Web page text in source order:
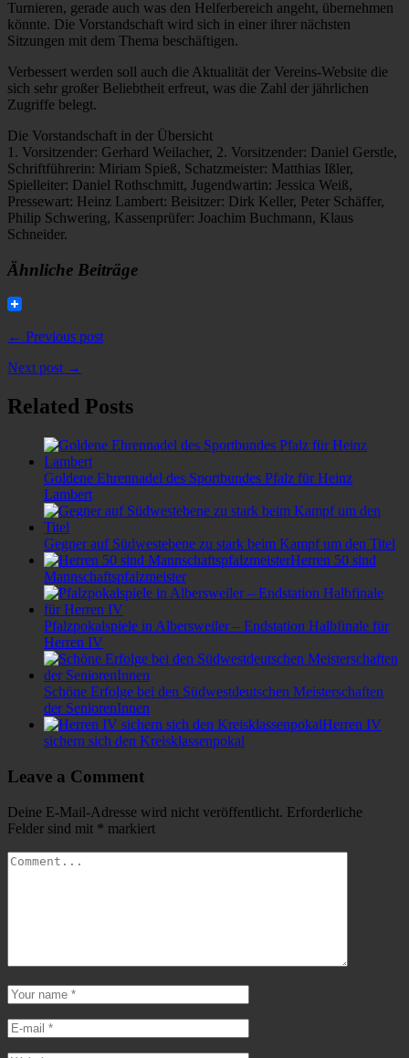
Turnieren, gerade auch was den Helferbereich angeht, übernehmen
könnte. Die Vorstandschaft wird sich in einer ihrer nächsten
Sitzungen mit dem Thema beschäftigen.
Verbessert werden soll auch die Aktualität der Vereins-Website die
sich sehr großer Beliebtheit erfreut, was die Zahl der jährlichen
Zugriffe belegt.
Die Vorstandschaft in der Übersicht
1. Vorsitzender: Gerhard Weilacher, 2. Vorsitzender: Daniel Gerstle,
Schriftführerin: Miriam Spieß, Schatzmeister: Matthias Ißler,
Spielleiter: Daniel Rothschmitt, Jugendwartin: Jessica Weiß,
Pressewart: Heinz Lambert: Beisitzer: Dirk Keller, Peter Schäffer,
Philip Schwering, Kassenprüfer: Joachim Buchmann, Klaus
Schneider.
Ähnliche Beiträge
← Previous post
Next post →
Related Posts
Goldene Ehrennadel des Sportbundes Pfalz für Heinz
Lambert
Gegner auf Südwestebene zu stark beim Kampf um den Titel
Herren 50 sind
Mannschaftspfalzmeister
Pfalzpokalspiele in Albersweiler – Endstation Halbfinale für
Herren IV
Schöne Erfolge bei den Südwestdeutschen Meisterschaften
der SeniorenInnen
Herren IV
sichern sich den Kreisklassenpokal
Leave a Comment
Deine E-Mail-Adresse wird nicht veröffentlicht. Erforderliche
Felder sind mit * markiert